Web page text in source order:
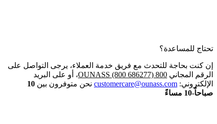
تحتاج للمساعدة؟
إن كنت بحاجة للتحدث مع فريق خدمة العملاء، يرجى التواصل على
الرقم المجاني 800 OUNASS (800 686277)
، أو على البريد
الإلكتروني: customercare@ounass.com نحن متوفرون بين 10
صباحاً-10 مساءً